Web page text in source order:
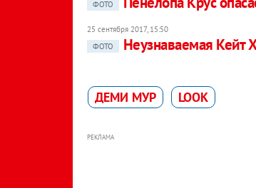
ФОТО
25 сентября 2017, 15:50
ФОТО
Неузнаваемая Кейт
ДЕМИ МУР LOOK
РЕКЛАМА